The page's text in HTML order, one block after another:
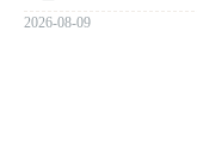
2026-08-09